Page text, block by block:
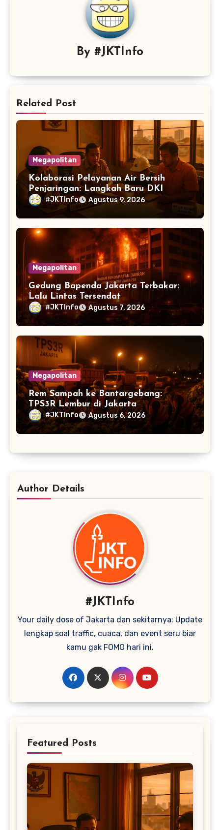
By #JKTInfo
Related Post
Megapolitan
Kolaborasi Pelayanan Air Bersih
Penjaringan: Langkah Baru DKI
#JKTInfo Agustus 9, 2026
Megapolitan
Gedung Bapenda Jakarta Terbakar:
Lalu Lintas Tersendat
#JKTInfo Agustus 7, 2026
Megapolitan
Rem Sampah ke Bantargebang:
TPS3R Lembur di Jakarta
#JKTInfo Agustus 6, 2026
Author Details
#JKTInfo
Your daily dose of Jakarta dan sekitarnya: Update
lengkap soal traffic, cuaca, dan event seru biar
kamu gak FOMO hari ini.
Featured Posts